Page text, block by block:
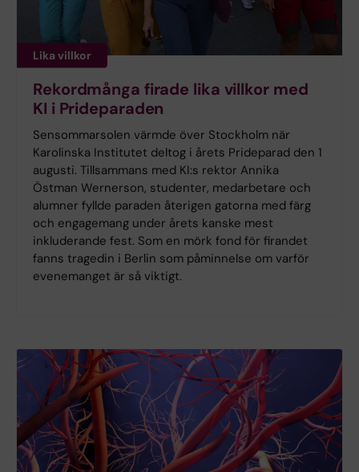
Lika villkor
Rekordmånga firade lika villkor med
KI i Prideparaden
Sensommarsolen värmde över Stockholm när
Karolinska Institutet deltog i årets Prideparad den 1
augusti. Tillsammans med KI:s rektor Annika
Östman Wernerson, studenter, medarbetare och
alumner fyllde paraden återigen gatorna med färg
och engagemang under årets kanske mest
inkluderande fest. Som en mörk fond för firandet
fanns tragedin i Berlin som påminnelse om varför
evenemanget är så viktigt.